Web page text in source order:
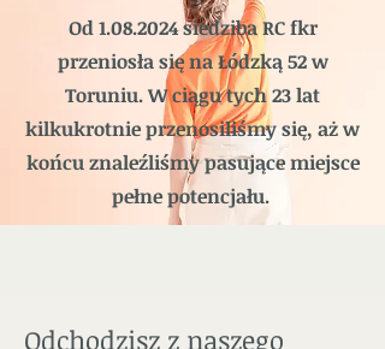
Od1.08.2024siedziba RC fkr
przeniosła się na Łódzką 52 w
Toruniu. W ciągu tych 23 lat
kilkukrotnie przenosiliśmy się, aż w
końcu znaleźliśmy pasujące miejsce
pełne potencjału.
Odchodzisz z naszego